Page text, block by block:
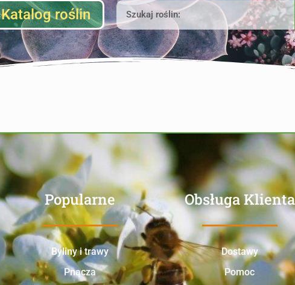
Katalog roślin
Popularne
Byliny i trawy
Pnącza
Obsługa Klienta
Dostawy
Pomoc